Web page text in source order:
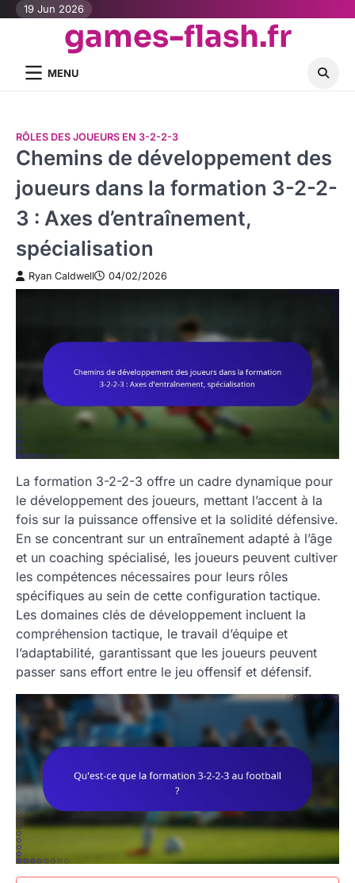
Skip19 Jun 2026
games-flash.fr
MENU
RÔLES DES JOUEURS EN 3-2-2-3
Chemins de développement des
joueurs dans la formation 3-2-2-
3 : Axes d’entraînement,
spécialisation
Ryan Caldwell 04/02/2026
La formation 3-2-2-3 offre un cadre dynamique pour
le développement des joueurs, mettant l’accent à la
fois sur la puissance offensive et la solidité défensive.
En se concentrant sur un entraînement adapté à l’âge
et un coaching spécialisé, les joueurs peuvent cultiver
les compétences nécessaires pour leurs rôles
spécifiques au sein de cette configuration tactique.
Les domaines clés de développement incluent la
compréhension tactique, le travail d’équipe et
l’adaptabilité, garantissant que les joueurs peuvent
passer sans effort entre le jeu offensif et défensif.